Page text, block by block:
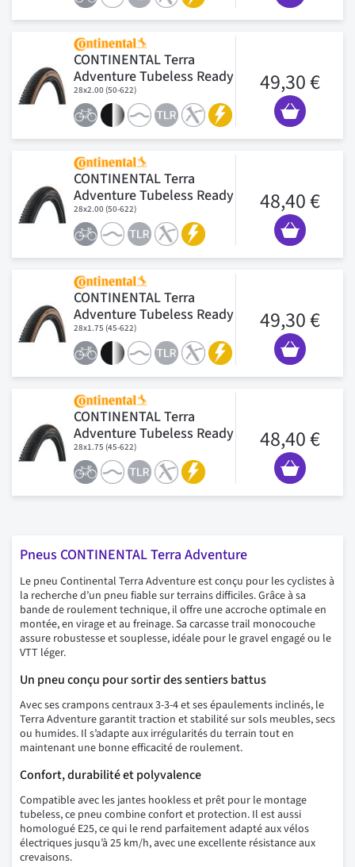
CONTINENTAL Terra
Adventure Tubeless Ready
28x2.00 (50-622) 49,30 €
CONTINENTAL Terra
Adventure Tubeless Ready
28x2.00 (50-622) 48,40 €
CONTINENTAL Terra
Adventure Tubeless Ready
28x1.75 (45-622) 49,30 €
CONTINENTAL Terra
Adventure Tubeless Ready
28x1.75 (45-622) 48,40 €
Pneus CONTINENTAL Terra Adventure
Le pneu Continental Terra Adventure est conçu pour les cyclistes à
la recherche d’un pneu fiable sur terrains difficiles. Grâce à sa
bande de roulement technique, il offre une accroche optimale en
montée, en virage et au freinage. Sa carcasse trail monocouche
assure robustesse et souplesse, idéale pour le gravel engagé ou le
VTT léger.
Un pneu conçu pour sortir des sentiers battus
Avec ses crampons centraux 3-3-4 et ses épaulements inclinés, le
Terra Adventure garantit traction et stabilité sur sols meubles, secs
ou humides. Il s’adapte aux irrégularités du terrain tout en
maintenant une bonne efficacité de roulement.
Confort, durabilité et polyvalence
Compatible avec les jantes hookless et prêt pour le montage
tubeless, ce pneu combine confort et protection. Il est aussi
homologué E25, ce qui le rend parfaitement adapté aux vélos
électriques jusqu’à 25 km/h, avec une excellente résistance aux
crevaisons.